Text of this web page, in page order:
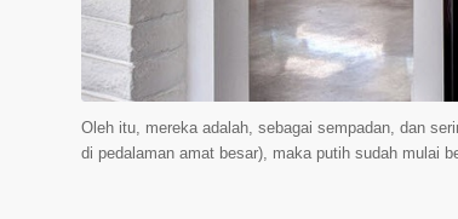
Oleh itu, mereka adalah, sebagai sempadan, dan
di pedalaman amat besar), maka putih sudah mulai